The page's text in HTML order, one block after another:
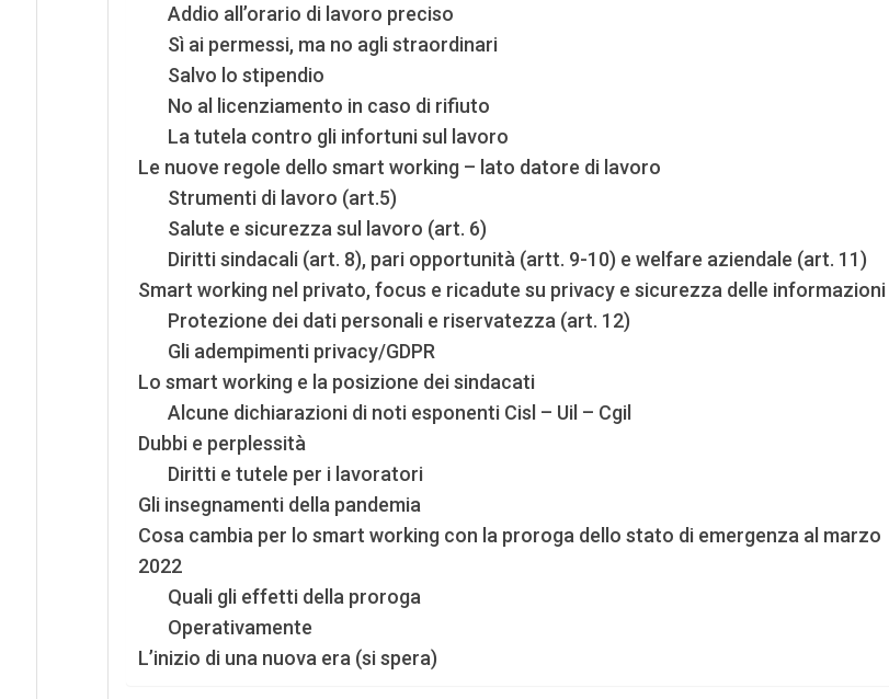
Addio all’orario di lavoro preciso
Sì ai permessi, ma no agli straordinari
Salvo lo stipendio
No al licenziamento in caso di rifiuto
La tutela contro gli infortuni sul lavoro
Le nuove regole dello smart working – lato datore di lavoro
Strumenti di lavoro (art.5)
Salute e sicurezza sul lavoro (art. 6)
Diritti sindacali (art. 8), pari opportunità (artt. 9-10) e welfare aziendale (art. 11)
Smart working nel privato, focus e ricadute su privacy e sicurezza delle informazioni
Protezione dei dati personali e riservatezza (art. 12)
Gli adempimenti privacy/GDPR
Lo smart working e la posizione dei sindacati
Alcune dichiarazioni di noti esponenti Cisl – Uil – Cgil
Dubbi e perplessità
Diritti e tutele per i lavoratori
Gli insegnamenti della pandemia
Cosa cambia per lo smart working con la proroga dello stato di emergenza al marzo
2022
Quali gli effetti della proroga
Operativamente
L’inizio di una nuova era (si spera)